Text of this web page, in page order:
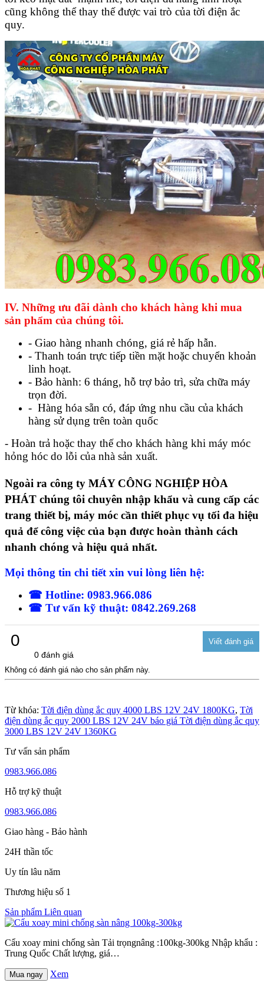
cũng không thể thay thế được vai trò của tời điện ắc
quy.
IV. Những ưu đãi dành cho khách hàng khi mua
sản phẩm của chúng tôi.
- Giao hàng nhanh chóng, giá rẻ hấp hẫn.
- Thanh toán trực tiếp tiền mặt hoặc chuyển khoản
linh hoạt.
- Bảo hành: 6 tháng, hỗ trợ bảo trì, sửa chữa máy
trọn đời.
- Hàng hóa sẵn có, đáp ứng nhu cầu của khách
hàng sử dụng trên toàn quốc
- Hoàn trả hoặc thay thế cho khách hàng khi máy móc
hỏng hóc do lỗi của nhà sản xuất.
Ngoài ra công ty MÁY CÔNG NGHIỆP HÒA
PHÁT chúng tôi chuyên nhập khẩu và cung cấp các
trang thiết bị, máy móc cần thiết phục vụ tối đa hiệu
quả để công việc của bạn được hoàn thành cách
nhanh chóng và hiệu quả nhất.
Mọi thông tin chi tiết xin vui lòng liên hệ:
☎ ️Hotline: 0983.966.086
☎ Tư vấn kỹ thuật: 0842.269.268
0
0 đánh giá
Không có đánh giá nào cho sản phẩm này.
Từ khóa: Tời điện dùng ắc quy 4000 LBS 12V 24V 1800KG, Tời
điện dùng ắc quy 2000 LBS 12V 24V báo giá Tời điện dùng ắc quy
3000 LBS 12V 24V 1360KG
Tư vấn sản phẩm
0983.966.086
Hỗ trợ kỹ thuật
0983.966.086
Giao hàng - Bảo hành
24H thần tốc
Uy tín lâu năm
Thương hiệu số 1
Sản phẩm Liên quan
Cẩu xoay mini chống sàn Tải trọngnâng :100kg-300kg Nhập khẩu :
Trung Quốc Chất lượng, giá…
Mua ngay Xem